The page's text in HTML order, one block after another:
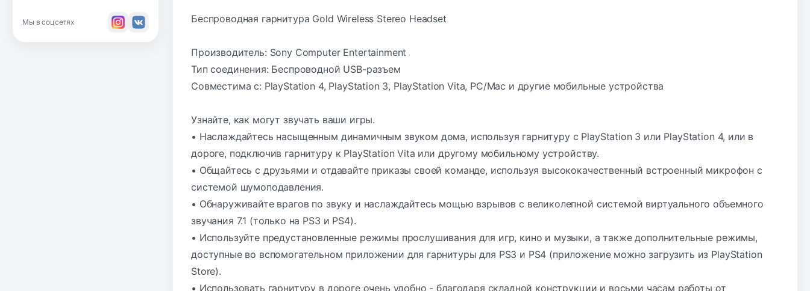
Мы в соцсетях Беспроводная гарнитура Gold Wireless Stereo Headset
Производитель: Sony Computer Entertainment
Тип соединения: Беспроводной USB-разъем
Совместима с: PlayStation 4, PlayStation 3, PlayStation Vita, PC/Mac и другие мобильные устройства
Узнайте, как могут звучать ваши игры.
• Наслаждайтесь насыщенным динамичным звуком дома, используя гарнитуру с PlayStation 3 или PlayStation 4, или в
дороге, подключив гарнитуру к PlayStation Vita или другому мобильному устройству.
• Общайтесь с друзьями и отдавайте приказы своей команде, используя высококачественный встроенный микрофон с
системой шумоподавления.
• Обнаруживайте врагов по звуку и наслаждайтесь мощью взрывов с великолепной системой виртуального объемного
звучания 7.1 (только на PS3 и PS4).
• Используйте предустановленные режимы прослушивания для игр, кино и музыки, а также дополнительные режимы,
доступные во вспомогательном приложении для гарнитуры для PS3 и PS4 (приложение можно загрузить из PlayStation
Store).
• Использовать гарнитуру в дороге очень удобно - благодаря складной конструкции и восьми часам работы от